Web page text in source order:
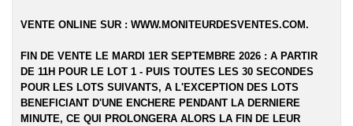
VENTE ONLINE SUR : WWW.MONITEURDESVENTES.COM.
FIN DE VENTE LE MARDI 1ER SEPTEMBRE 2026 : A PARTIR
DE 11H POUR LE LOT 1 - PUIS TOUTES LES 30 SECONDES
POUR LES LOTS SUIVANTS, A L'EXCEPTION DES LOTS
BENEFICIANT D'UNE ENCHERE PENDANT LA DERNIERE
MINUTE, CE QUI PROLONGERA ALORS LA FIN DE LEUR